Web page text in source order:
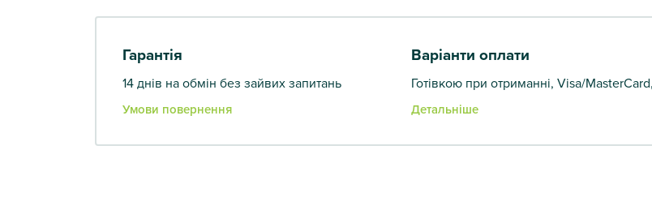
Гарантія
14 днів на обмін без зайвих запитань
Умови повернення
Варіанти оплати
Готівкою при отриманні, Visa/
Детальніше